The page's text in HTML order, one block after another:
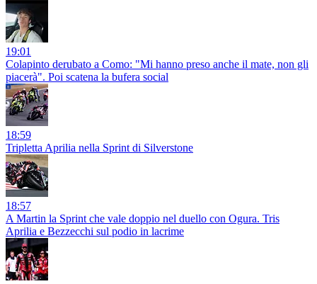
19:01
Colapinto derubato a Como: "Mi hanno preso anche il mate, non gli
piacerà". Poi scatena la bufera social
18:59
Tripletta Aprilia nella Sprint di Silverstone
18:57
A Martin la Sprint che vale doppio nel duello con Ogura. Tris
Aprilia e Bezzecchi sul podio in lacrime